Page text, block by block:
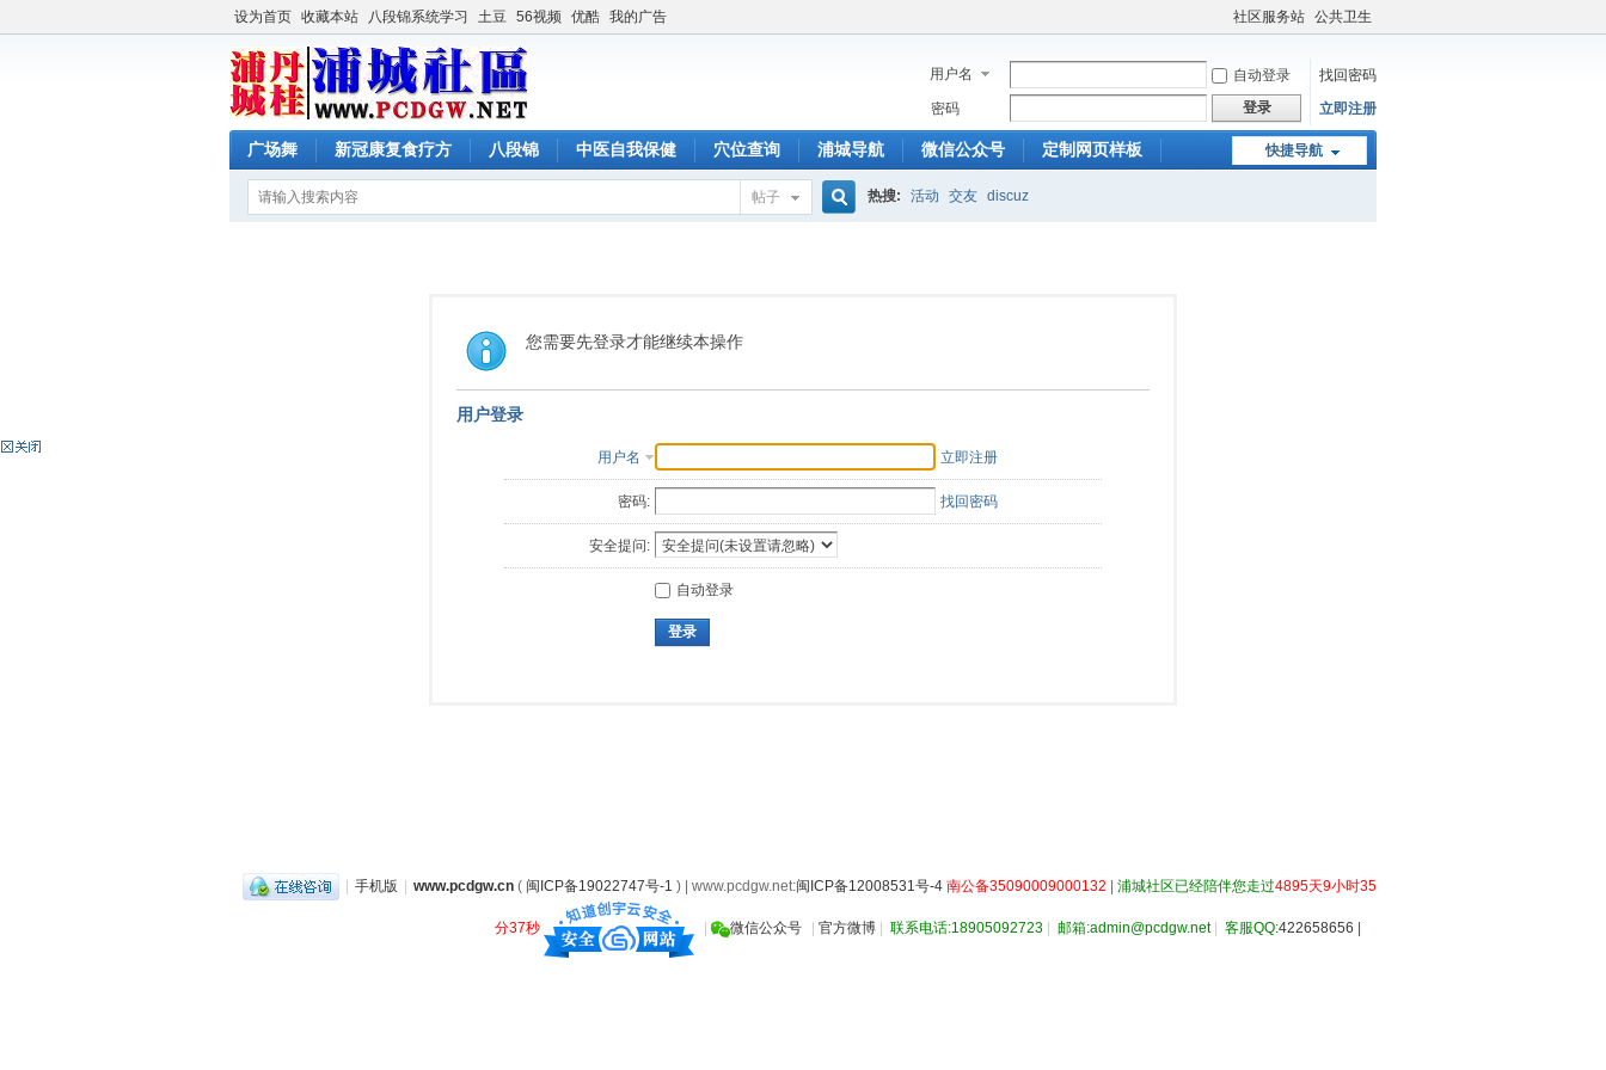
设为首页 收藏本站 八段锦系统学习 土豆 56视频 优酷 我的广告 社区服务站 公共卫生
用户名 自动登录
找回密码
密码
登录 立即注册
快捷导航
广场舞 新冠康复食疗方 八段锦 中医自我保健 穴位查询 浦城导航 微信公众号 定制网页样板
帖子 热搜: 活动 交友 discuz
您需要先登录才能继续本操作
用户登录
用户名 立即注册
密码: 找回密码
安全提问:
自动登录
登录
| 手机版 | www.pcdgw.cn ( 闽ICP备19022747号-1 ) | www.pcdgw.net:闽ICP备12008531号-4 南公备35090009000132 | 浦城社区已经陪伴您走过4895天9小时35
分37秒 微信公众号 官方微博 联系电话:18905092723 邮箱:admin@pcdgw.net| 客服QQ:422658656